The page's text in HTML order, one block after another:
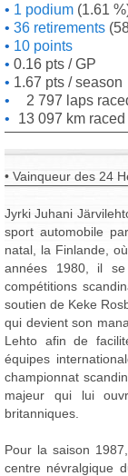
1 podium (1.61
36 retirements
10 points
0.16 pts / GP
1.67 pts / season
2 797 laps
13 097 km raced
• Vainqueur des 24
Jyrki Juhani
sport automobile
natal, la Finlande,
années 1980, il
compétitions
soutien de Keke
qui devient son
Lehto afin de
équipes
championnat
majeur qui lui
britanniques.
Pour la saison
centre névralgique